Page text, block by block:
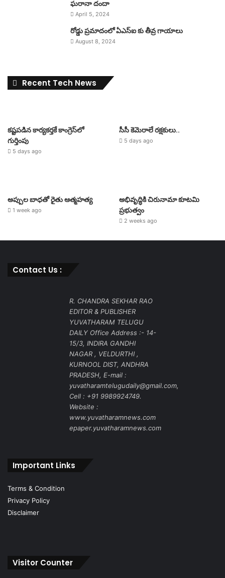
ఘరానా దందా
April 5, 2024
రోడ్డు ప్రమాదంలో ఏఎస్ఐ కు తీవ్ర గాయాలు
August 8, 2024
Recent Tech News
కష్టపడిన కార్యకర్తకే కాంగ్రెస్‌లో
గుర్తింపు
5 days ago
సీసీ కెమెరాలే రక్షకులు..
5 days ago
అప్పుల బాధతో రైతు ఆత్మహత్య
1 week ago
అభివృద్ధికి చిరునామా కూటమి
ప్రభుత్వం
2 weeks ago
Contact Us :
R. CHANDRA SEKHAR RAO
EDITOR & PUBLISHER
YUVATHARAM TELUGU
DAILY Office Address :- 14-
15/3, INDIRA GANDHI
NAGAR , VELDURTHI ,
KURNOOL DIST, ANDHRA
PRADESH, E-mail :
yuvatharamtelugudaily@gmail.com,
Cell : +91 9989924749.
Website :
www.yuvatharamnews.com
epaper.yuvatharamnews.com
Important Links
Terms & Condition
Privacy Policy
Disclaimer
Visitor Counter